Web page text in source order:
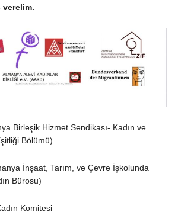
verelim.
Birleşik Hizmet Sendikası- Kadın ve
Bölümü)
İnşaat, Tarım, ve Çevre İşkolunda
Bürosu)
Komitesi